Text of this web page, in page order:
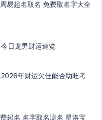
易起名取名 免费取名字大全
日龙男财运速览
年财运欠佳能否助旺考
起名 名字取名测名 星洛宝